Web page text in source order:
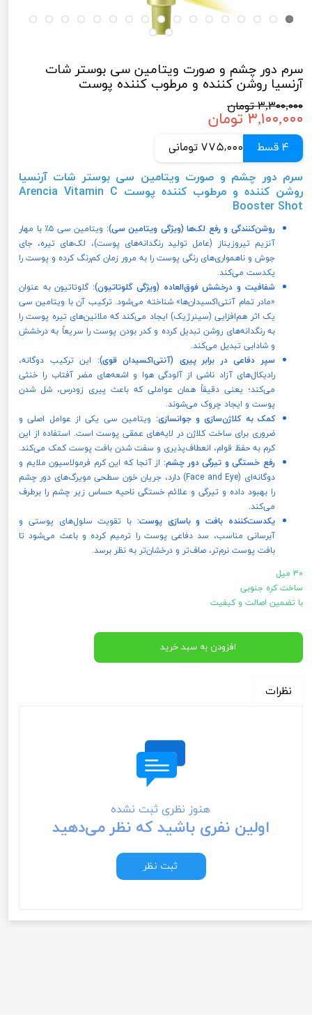
سرم دور چشم و صورت ویتامین سی بوستر شات
آرنسیا روشن کننده و مرطوب کننده پوست
۳,۳۰۰,۰۰۰ تومان
۳,۱۰۰,۰۰۰ تومان
4 قسط 775,000 تومانی
سرم دور چشم و صورت ویتامین سی بوستر شات آرنسیا
روشن کننده و مرطوب کننده پوست Arencia Vitamin C
Booster Shot
روشن‌کنندگی و رفع لک‌ها (ویژگی ویتامین سی):
ویتامین سی ۵٪ با مهار
آنزیم تیروزیناز (عامل تولید رنگدانه‌های پوست)، لک‌های تیره، جای
جوش و ناهمواری‌های رنگی پوست را به مرور زمان کم‌رنگ کرده و پوست را
یکدست می‌کند.
شفافیت و درخشش فوق‌العاده (ویژگی گلوتاتیون):گلوتاتیون به عنوان
«مادر تمام آنتی‌اکسیدان‌ها» شناخته می‌شود. ترکیب آن با ویتامین سی
یک اثر هم‌افزایی (سینرژیک) ایجاد می‌کند که ملانین‌های تیره پوست را
به رنگدانه‌های روشن تبدیل کرده و کدر بودن پوست را سریعاً به درخشش
و شادابی تبدیل می‌کند.
سپر دفاعی در برابر پیری (آنتی‌اکسیدان قوی): این ترکیب دوگانه،
رادیکال‌های آزاد ناشی از آلودگی هوا و اشعه‌های مضر آفتاب را خنثی
می‌کند؛ یعنی دقیقاً همان عواملی که باعث پیری زودرس، شل شدن
پوست و ایجاد چروک می‌شوند.
کمک به کلاژن‌سازی و جوانسازی: ویتامین سی یکی از عوامل اصلی و
ضروری برای ساخت کلاژن در لایه‌های عمقی پوست است. استفاده از این
کرم به حفظ قوام، انعطاف‌پذیری و سفت شدن بافت پوست کمک می‌کند.
رفع خستگی و تیرگی دور چشم: از آنجا که این کرم فرمولاسیون ملایم و
دوگانه‌ای (Face and Eye) دارد، جریان خون سطحی مویرگ‌های دور چشم
را بهبود داده و تیرگی و علائم خستگی ناحیه حساس زیر چشم را برطرف
می‌کند.
یکدست‌کننده بافت و باسازی پوست: با تقویت سلول‌های پوستی و
آبرسانی مناسب، سد دفاعی پوست را ترمیم کرده و باعث می‌شود تا
بافت پوست نرم‌تر، صاف‌تر و درخشان‌تر به نظر برسد.
30 میل
ساخت کره جنوبی
با تضمین اصالت و کیفیت
افزودن به سبد خرید
نظرات
هنوز نظری ثبت نشده
اولین نفری باشید که نظر می‌دهید
ثبت نظر